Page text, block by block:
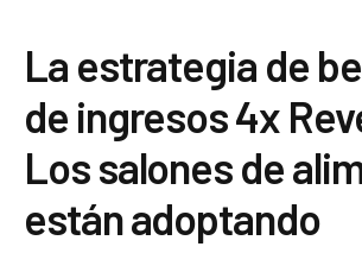
La estrategia de
de ingresos 4x
Los salones de
están adoptando